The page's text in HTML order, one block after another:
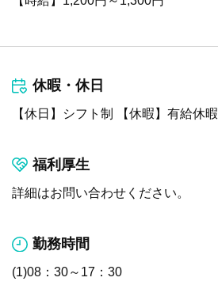
休暇・休日
【休日】シフト制 【休暇】有給休暇
福利厚生
詳細はお問い合わせください。
勤務時間
(1)08：30～17：30